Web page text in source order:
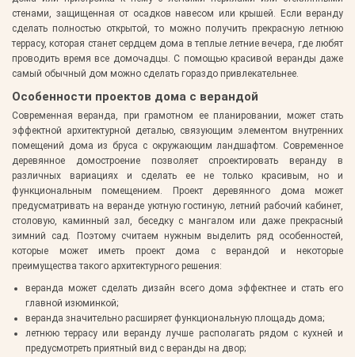
стенами, защищенная от осадков навесом или крышей. Если веранду
сделать полностью открытой, то можно получить прекрасную летнюю
террасу, которая станет сердцем дома в теплые летние вечера, где любят
проводить время все домочадцы. С помощью красивой веранды даже
самый обычный дом можно сделать гораздо привлекательнее.
Особенности проектов дома с верандой
Современная веранда, при грамотном ее планировании, может стать
эффектной архитектурной деталью, связующим элементом внутренних
помещений дома из бруса с окружающим ландшафтом. Современное
деревянное домостроение позволяет спроектировать веранду в
различных вариациях и сделать ее не только красивым, но и
функциональным помещением. Проект деревянного дома может
предусматривать на веранде уютную гостиную, летний рабочий кабинет,
столовую, каминный зал, беседку с мангалом или даже прекрасный
зимний сад. Поэтому считаем нужным выделить ряд особенностей,
которые может иметь проект дома с верандой и некоторые
преимущества такого архитектурного решения:
веранда может сделать дизайн всего дома эффектнее и стать его
главной изюминкой;
веранда значительно расширяет функциональную площадь дома;
летнюю террасу или веранду лучше располагать рядом с кухней и
предусмотреть приятный вид с веранды на двор;